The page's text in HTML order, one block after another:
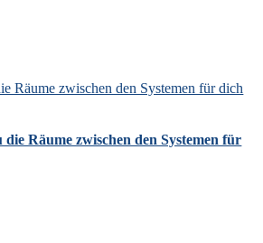
Räume zwischen den Systemen für dich
Räume zwischen den Systemen für